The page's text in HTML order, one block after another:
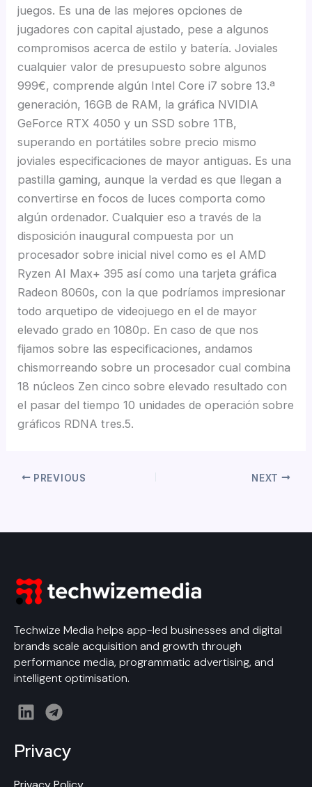
juegos. Es una de las mejores opciones de
jugadores con capital ajustado, pese a algunos
compromisos acerca de estilo y batería. Joviales
cualquier valor de presupuesto sobre algunos
999€, comprende algún Intel Core i7 sobre 13.ª
generación, 16GB de RAM, la gráfica NVIDIA
GeForce RTX 4050 y un SSD sobre 1TB,
superando en portátiles sobre precio mismo
joviales especificaciones de mayor antiguas. Es una
pastilla gaming, aunque la verdad es que llegan a
convertirse en focos de luces comporta como
algún ordenador. Cualquier eso a través de la
disposición inaugural compuesta por un
procesador sobre inicial nivel como es el AMD
Ryzen AI Max+ 395 así­ como una tarjeta gráfica
Radeon 8060s, con la que podríamos impresionar
todo arquetipo de videojuego en el de mayor
elevado grado en 1080p. En caso de que nos
fijamos sobre las especificaciones, andamos
chismorreando sobre un procesador cual combina
18 núcleos Zen cinco sobre elevado resultado con
el pasar del tiempo 10 unidades de operación sobre
gráficos RDNA tres.5.
PREVIOUS NEXT
Techwize Media helps app-led businesses and digital
brands scale acquisition and growth through
performance media, programmatic advertising, and
intelligent optimisation.
L
i
n
k
e
T
e
l
e
g
Privacy